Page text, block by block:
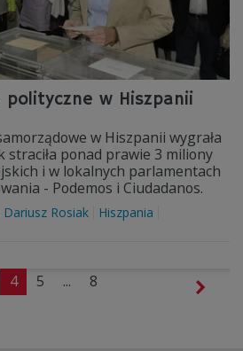
polityczne w Hiszpanii
w Hiszpanii wygrała
straciła ponad prawie 3 miliony
i w lokalnych parlamentach
- Podemos i Ciudadanos.
Dariusz Rosiak
Hiszpania
4 5 ... 8